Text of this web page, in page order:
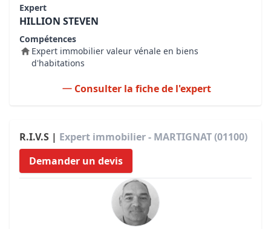
Expert
HILLION STEVEN
Compétences
Expert immobilier valeur vénale en biens
d'habitations
Consulter la fiche de l'expert
R.I.V.S | Expert immobilier - MARTIGNAT (01100)
Demander un devis